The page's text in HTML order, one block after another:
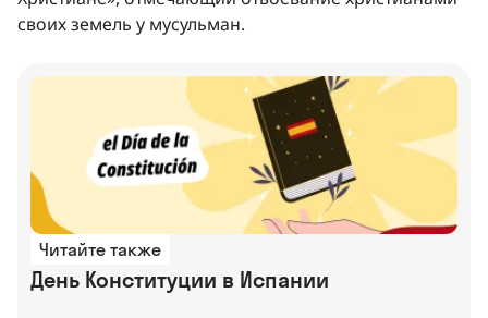
своих земель у мусульман.
Читайте также
День Конституции в Испании